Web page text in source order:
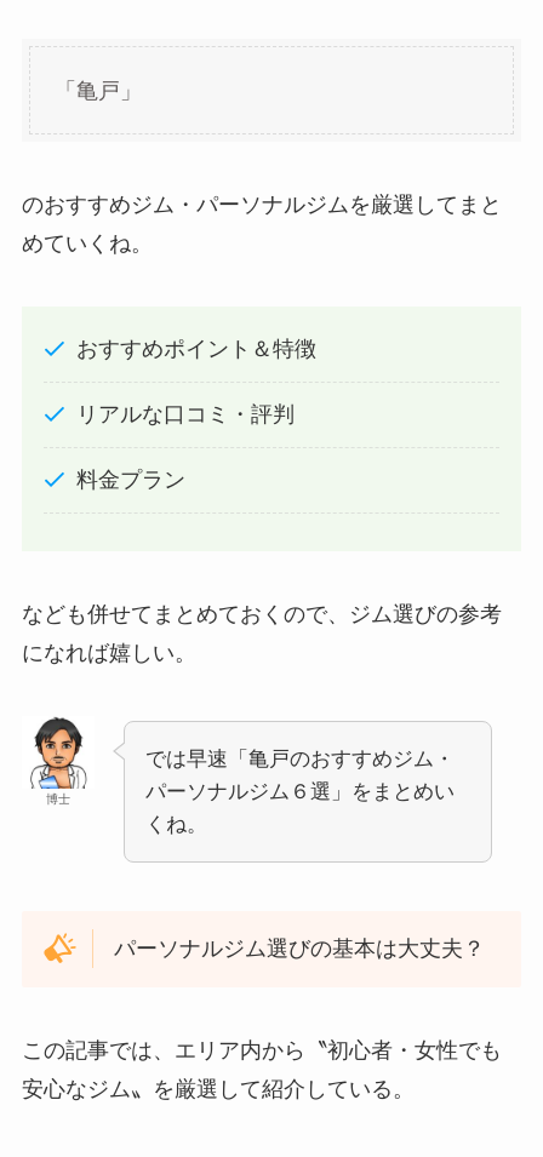
「亀戸」
のおすすめジム・パーソナルジムを厳選してまと
めていくね。
おすすめポイント＆特徴
リアルな口コミ・評判
料金プラン
なども併せてまとめておくので、ジム選びの参考
になれば嬉しい。
博士
では早速「亀戸のおすすめジム・
パーソナルジム６選」をまとめい
くね。
パーソナルジム選びの基本は大丈夫？
この記事では、エリア内から〝初心者・女性でも
安心なジム〟を厳選して紹介している。